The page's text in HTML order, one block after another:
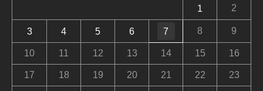
1 2
3 4 5 6 7 8 9
10 11 12 13 14 15 16
17 18 19 20 21 22 23